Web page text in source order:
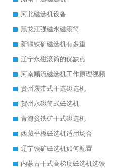
河北磁选机设备
黑龙江强磁永磁滚筒
新疆铁矿磁选机有多重
辽宁永磁滚筒的优缺点
河南顺流磁选机工作原理视频
贵州履带式干选磁选机
贺州永磁筒式磁选机
青海贫铁矿干式磁选机
西藏平板磁选机适用场合
辽宁铁矿磁选机如何配置
内蒙古干式高梯度磁选机选铁